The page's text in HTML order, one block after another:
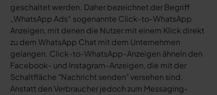
geschaltet werden. Daher bezeichnet der Begriff
„WhatsApp Ads“ sogenannte Click-to-WhatsApp
Anzeigen, mit denen die Nutzer mit einem Klick direkt
zu dem WhatsApp Chat mit dem Unternehmen
gelangen. Click-to-WhatsApp-Anzeigen ähneln den
Facebook- und Instagram-Anzeigen, die mit der
Schaltfläche "Nachricht senden" versehen sind.
Anstatt den Verbraucher jedoch zum Messaging-